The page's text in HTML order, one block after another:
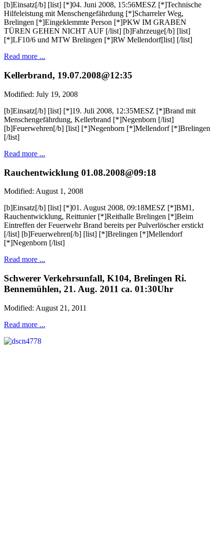
[b]Einsatz[/b] [list] [*]04. Juni 2008, 15:56MESZ [*]Technische
Hilfeleistung mit Menschengefährdung [*]Scharreler Weg,
Brelingen [*]Eingeklemmte Person [*]PKW IM GRABEN
TÜREN GEHEN NICHT AUF [/list] [b]Fahrzeuge[/b] [list]
[*]LF10/6 und MTW Brelingen [*]RW Mellendorf[list] [/list]
Read more ...
Kellerbrand, 19.07.2008@12:35
Modified: July 19, 2008
[b]Einsatz[/b] [list] [*]19. Juli 2008, 12:35MESZ [*]Brand mit
Menschengefährdung, Kellerbrand [*]Negenborn [/list]
[b]Feuerwehren[/b] [list] [*]Negenborn [*]Mellendorf [*]Brelingen
[/list]
Read more ...
Rauchentwicklung 01.08.2008@09:18
Modified: August 1, 2008
[b]Einsatz[/b] [list] [*]01. August 2008, 09:18MESZ [*]BM1,
Rauchentwicklung, Reittunier [*]Reithalle Brelingen [*]Beim
Eintreffen der Feuerwehr Brand bereits per Pulverlöscher erstickt
[/list] [b]Feuerwehren[/b] [list] [*]Brelingen [*]Mellendorf
[*]Negenborn [/list]
Read more ...
Schwerer Verkehrsunfall, K104, Brelingen Ri.
Bennemühlen, 21. Aug. 2011 ca. 01:30Uhr
Modified: August 21, 2011
Read more ...